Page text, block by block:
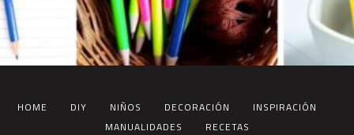
HOME DIY NIÑOS DECORACIÓN
INSPIRACIÓN
MANUALIDADES
RECETAS